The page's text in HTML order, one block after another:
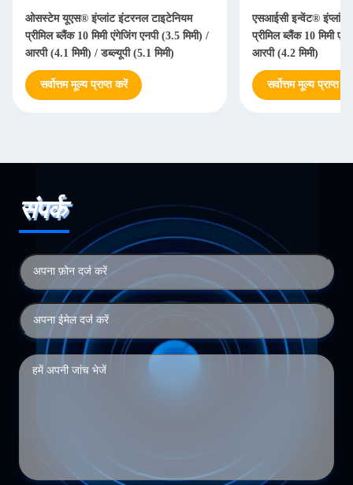
ओसस्टेम यूएस® इंप्लांट इंटरनल टाइटेनियम
प्रीमिल ब्लैंक 10 मिमी एंगेजिंग एनपी (3.5 मिमी) /
आरपी (4.1 मिमी) / डब्ल्यूपी (5.1 मिमी)
सर्वोत्तम मूल्य प्राप्त करें
एसआईसी इन्वेंट® इंप्लांट
प्रीमिल ब्लैंक 10 मिमी
आरपी (4.2 मिमी)
सर्वोत्तम मूल्य प्राप्त
संपर्क